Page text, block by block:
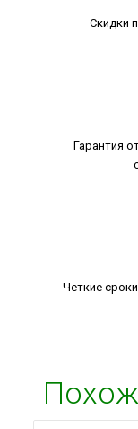
Скидки
Гарантия
Четкие